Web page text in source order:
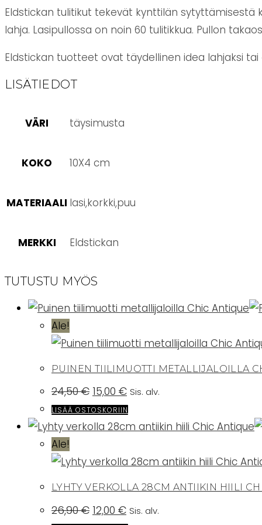
Eldstickan tulitikut tekevät kynttilän sytyttämisestä
lahja. Lasipullossa on noin 60 tulitikkua. Pullon
Eldstickan tuotteet ovat täydellinen idea lahjaksi
LISÄTIEDOT
VÄRI täysimusta
KOKO 10X4 cm
MATERIAALI lasi,korkki,puu
MERKKI Eldstickan
TUTUSTU MYÖS
Ale!
PUINEN TIILIMUOTTI METALLIJALOILLA
24,50€ Alkuperäinen
hinta
oli:
24,50 €.
15,00 €Nykyinen
hinta
on:
15,00 €.
Sis. alv.
LISÄÄ OSTOSKORIIN
Ale!
LYHTY VERKOLLA 28CM ANTIIKIN HIILI
26,90€ Alkuperäinen
hinta
12,00 €Nykyinen
hinta
Sis. alv.